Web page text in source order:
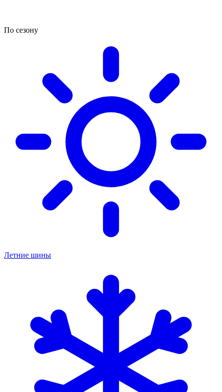
По сезону
Летние шины